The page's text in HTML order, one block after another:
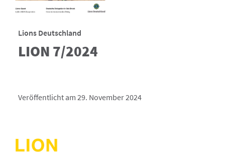
Lions Deutschland
LION 7/2024
Veröffentlicht am 29. November 2024